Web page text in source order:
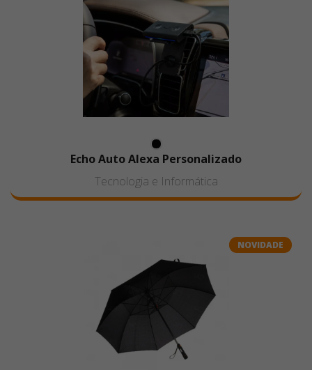
Echo Auto Alexa Personalizado
Tecnologia e Informática
NOVIDADE